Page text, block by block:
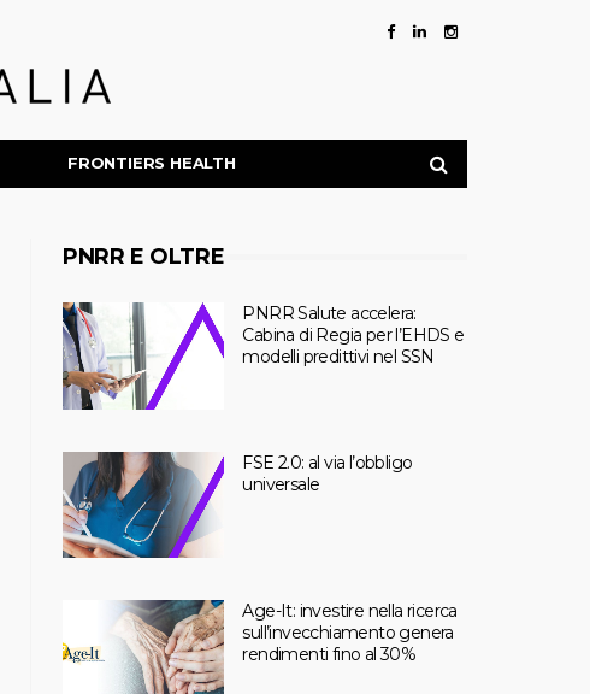
FRONTIERS HEALTH
PNRR E OLTRE
PNRR Salute accelera:
Cabina di Regia per l’EHDS e
modelli predittivi nel SSN
FSE 2.0: al via l’obbligo
universale
Age-It: investire nella ricerca
sull’invecchiamento genera
rendimenti fino al 30%